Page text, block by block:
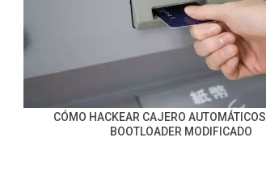
CÓMO HACKEAR CAJERO
BOOTLOADER MODIFICADO